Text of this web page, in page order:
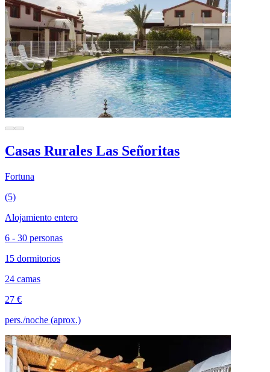
Casas Rurales Las Señoritas
Fortuna
(5)
Alojamiento entero
6 - 30 personas
15 dormitorios
24 camas
27 €
pers./noche (aprox.)